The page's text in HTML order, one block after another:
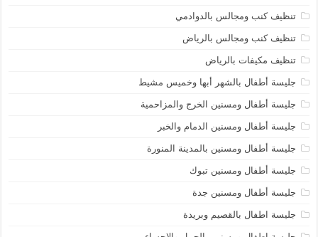
تنظيف كنب ومجالس بالدوادمي
تنظيف كنب ومجالس بالرياض
تنظيف مكيفات بالرياض
جليسة أطفال بالشهر أبها وخميس مشيط
جليسة أطفال ومسنين الخرج والمزاحمية
جليسة أطفال ومسنين الدمام والخبر
جليسة أطفال ومسنين بالمدينة المنورة
جليسة أطفال ومسنين تبوك
جليسة أطفال ومسنين جدة
جليسة اطفال بالقصيم وبريدة